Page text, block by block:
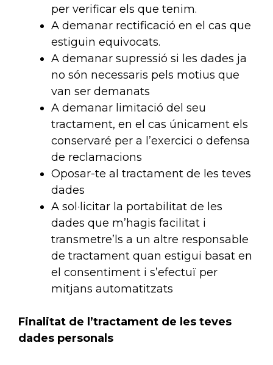
per verificar els que tenim.
A demanar rectificació en el cas que
estiguin equivocats.
A demanar supressió si les dades ja
no són necessaris pels motius que
van ser demanats
A demanar limitació del seu
tractament, en el cas únicament els
conservaré per a l’exercici o defensa
de reclamacions
Oposar-te al tractament de les teves
dades
A sol·licitar la portabilitat de les
dades que m’hagis facilitat i
transmetre’ls a un altre responsable
de tractament quan estigui basat en
el consentiment i s’efectuï per
mitjans automatitzats
Finalitat de l’tractament de les teves
dades personals